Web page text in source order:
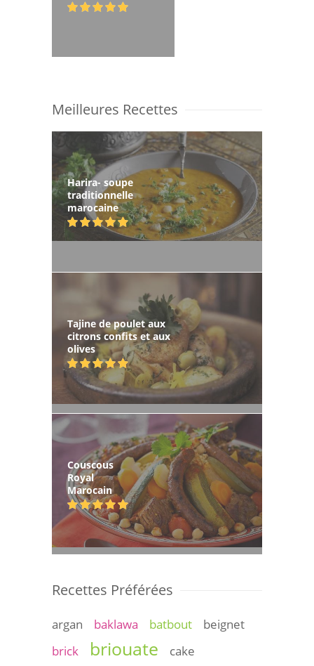
Meilleures Recettes
Harira- soupe
traditionnelle
marocaine
Tajine de poulet aux
citrons confits et aux
olives
Couscous
Royal
Marocain
Recettes Préférées
argan baklawa batbout
beignet
brick
briouate
cake